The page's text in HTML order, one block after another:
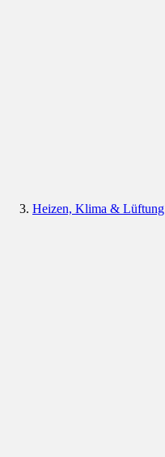
Heizen, Klima & Lüftung